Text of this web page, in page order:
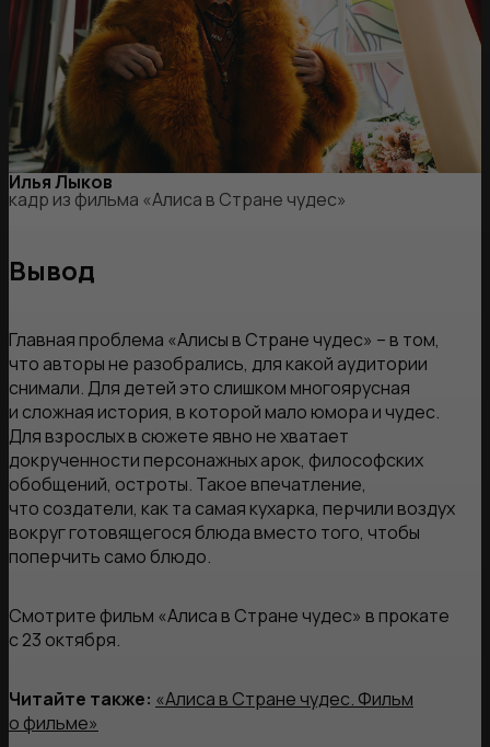
Илья Лыков
кадр из фильма «Алиса в Стране чудес»
Вывод
Главная проблема «Алисы в Стране чудес» – в том,
что авторы не разобрались, для какой аудитории
снимали. Для детей это слишком многоярусная
и сложная история, в которой мало юмора и чудес.
Для взрослых в сюжете явно не хватает
докрученности персонажных арок, философских
обобщений, остроты. Такое впечатление,
что создатели, как та самая кухарка, перчили воздух
вокруг готовящегося блюда вместо того, чтобы
поперчить само блюдо.
Смотрите фильм «Алиса в Стране чудес» в прокате
с 23 октября.
Читайте также: «Алиса в Стране чудес. Фильм
о фильме»